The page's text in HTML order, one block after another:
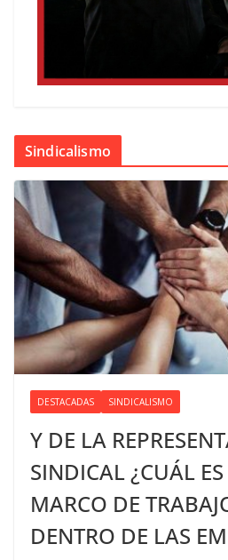
Sindicalismo
DESTACADAS SINDICALISMO
Y DE LA
SINDICAL ¿CUÁL
MARCO DE
DENTRO DE LAS